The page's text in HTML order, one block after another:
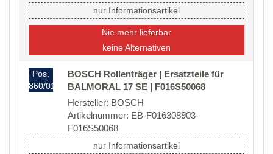
nur Informationsartikel
Nie mehr lieferbar
keine Alternativen
Pos.
860/01
BOSCH Rollenträger | Ersatzteile für
BALMORAL 17 SE | F016S50068
Hersteller: BOSCH
Artikelnummer: EB-F016308903-
F016S50068
nur Informationsartikel